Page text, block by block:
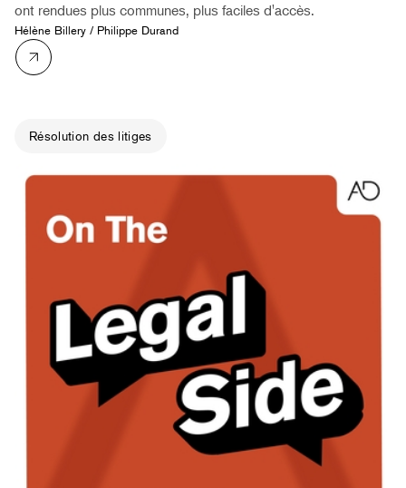
ont rendues plus communes, plus faciles d'accès.
Hélène Billery / Philippe Durand
Résolution des litiges